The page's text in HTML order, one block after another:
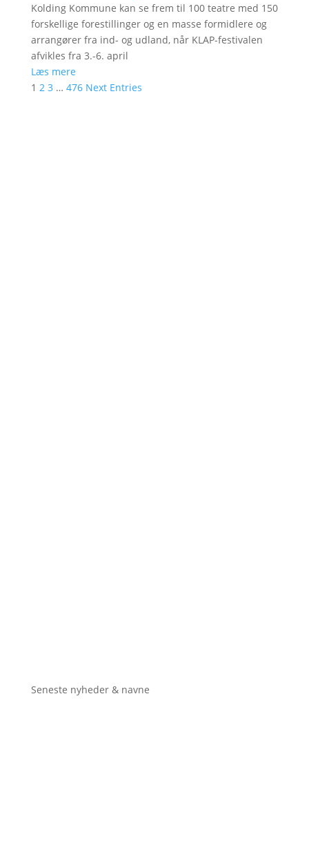
Kolding Kommune kan se frem til 100 teatre med 150
forskellige forestillinger og en masse formidlere og
arrangører fra ind- og udland, når KLAP-festivalen
afvikles fra 3.-6. april
Læs mere
1 2 3 … 476 Next Entries
Seneste nyheder & navne